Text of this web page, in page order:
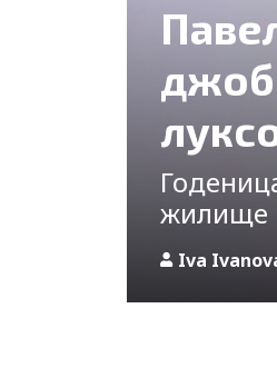
жилище
Iva